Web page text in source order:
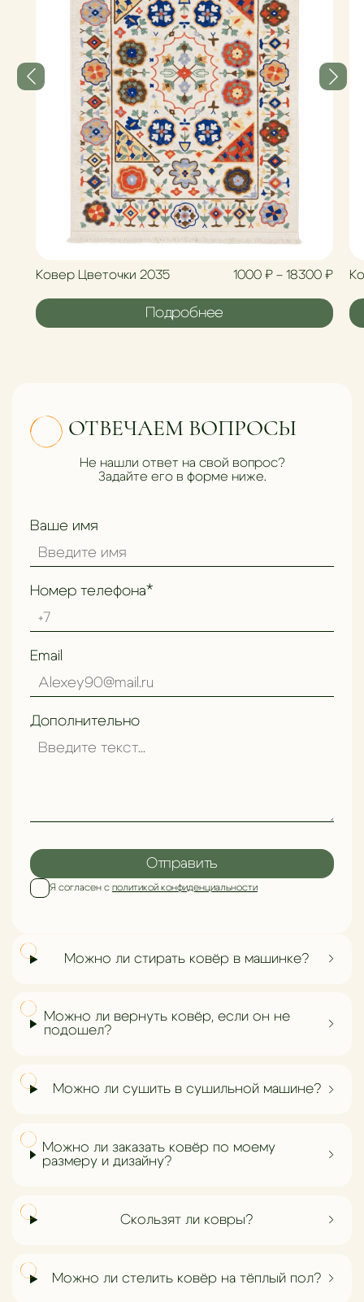
Ковер Цветочки 2035 1000₽ – 18300₽
Подробнее
ОТВЕЧАЕМ ВОПРОСЫ
Не нашли ответ на свой вопрос?
Задайте его в форме ниже.
Ваше имя
Номер телефона*
Email
Дополнительно
Я согласен с политикой конфиденциальности
Отправить
Можно ли стирать ковёр в машинке?
Можно ли вернуть ковёр, если он не
подошел?
Можно ли сушить в сушильной машине?
Можно ли заказать ковёр по моему
размеру и дизайну?
Скользят ли ковры?
Можно ли стелить ковёр на тёплый пол?